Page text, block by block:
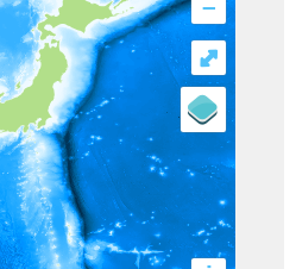
–
⤢